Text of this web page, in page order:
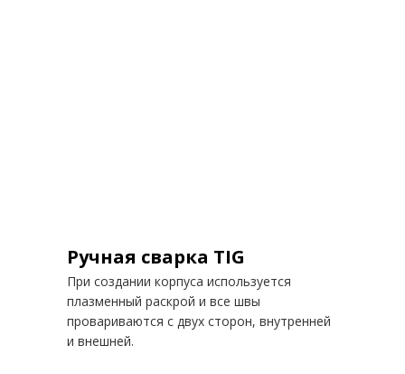
Ручная сварка TIG
При создании корпуса используется
плазменный раскрой и все швы
провариваются с двух сторон, внутренней
и внешней.